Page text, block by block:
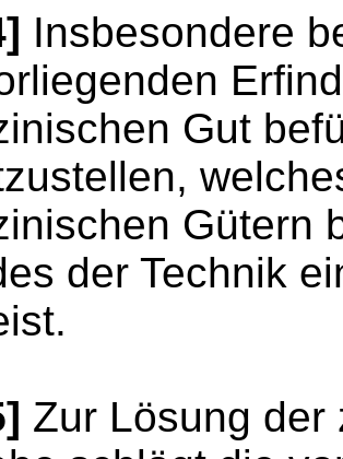
Insbesondere
Gut
Gütern
der Technik
Zur Lösung der